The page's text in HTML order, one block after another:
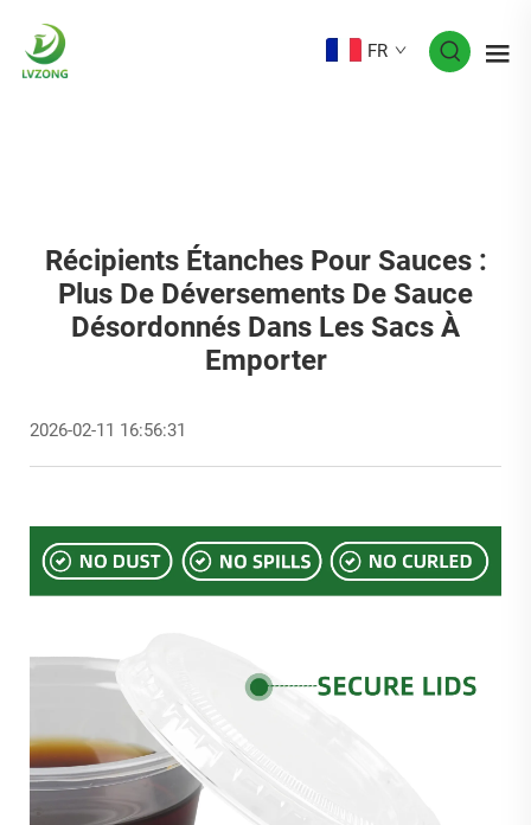
FR
Récipients Étanches Pour Sauces :
Plus De Déversements De Sauce
Désordonnés Dans Les Sacs À
Emporter
2026-02-11 16:56:31